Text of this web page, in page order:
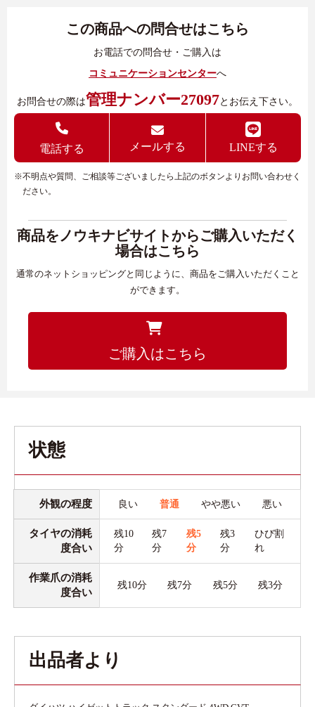
この商品への問合せはこちら
お電話での問合せ・ご購入は
コミュニケーションセンターへ
お問合せの際は管理ナンバー27097とお伝え下さい。
電話する メールする LINEする
※不明点や質問、ご相談等ございましたら上記のボタンよりお問い合わせく
ださい。
商品をノウキナビサイトからご購入いただく
場合はこちら
通常のネットショッピングと同じように、商品をご購入いただくこと
ができます。
ご購入はこちら
状態
外観の程度 良い 普通 やや悪い 悪い
タイヤの消耗
度合い
残10
分
残7
分
残5
分
残3
分
ひび割
れ
作業爪の消耗
度合い
残10分 残7分 残5分 残3分
出品者より